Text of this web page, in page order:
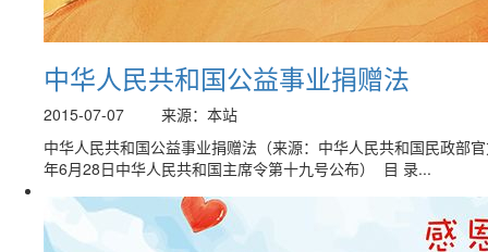
中华人民共和国公益事业捐赠法
2015-07-07
来源：本站
中华人民共和国公益事业捐赠法（来源：中华人民共和国民政部
年6月28日中华人民共和国主席令第十九号公布） 目 录...